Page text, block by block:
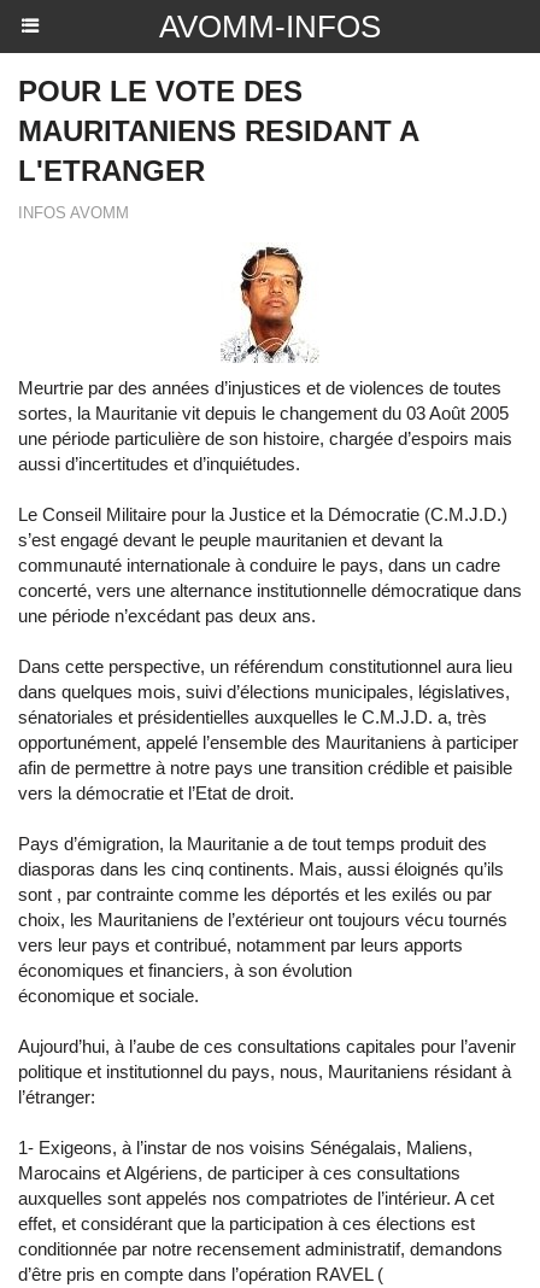
AVOMM-INFOS
POUR LE VOTE DES
MAURITANIENS RESIDANT A
L'ETRANGER
INFOS AVOMM
Meurtrie par des années d’injustices et de violences de toutes
sortes, la Mauritanie vit depuis le changement du 03 Août 2005
une période particulière de son histoire, chargée d’espoirs mais
aussi d’incertitudes et d’inquiétudes.
Le Conseil Militaire pour la Justice et la Démocratie (C.M.J.D.)
s’est engagé devant le peuple mauritanien et devant la
communauté internationale à conduire le pays, dans un cadre
concerté, vers une alternance institutionnelle démocratique dans
une période n’excédant pas deux ans.
Dans cette perspective, un référendum constitutionnel aura lieu
dans quelques mois, suivi d’élections municipales, législatives,
sénatoriales et présidentielles auxquelles le C.M.J.D. a, très
opportunément, appelé l’ensemble des Mauritaniens à participer
afin de permettre à notre pays une transition crédible et paisible
vers la démocratie et l’Etat de droit.
Pays d’émigration, la Mauritanie a de tout temps produit des
diasporas dans les cinq continents. Mais, aussi éloignés qu’ils
sont , par contrainte comme les déportés et les exilés ou par
choix, les Mauritaniens de l’extérieur ont toujours vécu tournés
vers leur pays et contribué, notamment par leurs apports
économiques et financiers, à son évolution
économique et sociale.
Aujourd’hui, à l’aube de ces consultations capitales pour l’avenir
politique et institutionnel du pays, nous, Mauritaniens résidant à
l’étranger:
1- Exigeons, à l’instar de nos voisins Sénégalais, Maliens,
Marocains et Algériens, de participer à ces consultations
auxquelles sont appelés nos compatriotes de l’intérieur. A cet
effet, et considérant que la participation à ces élections est
conditionnée par notre recensement administratif, demandons
d’être pris en compte dans l’opération RAVEL (